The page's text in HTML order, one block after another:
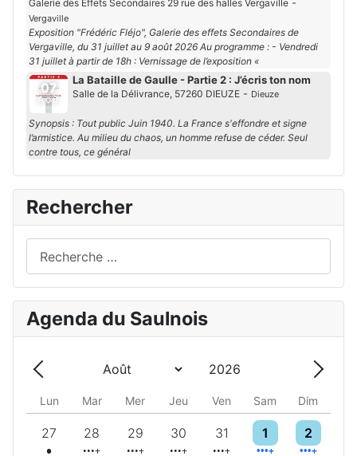
Galerie des Effets Secondaires 29 rue des halles Vergaville
Vergaville
Exposition "Frédéric Fléjo", Galerie des effets Secondaires de
Vergaville, du 31 juillet au 9 août 2026 Au programme : - Vendredi
31 juillet à partir de 18h : Vernissage de l’exposition «
07
Aoû
La Bataille de Gaulle - Partie 2 : J’écris ton nom
Salle de la Délivrance, 57260 DIEUZE - Dieuze
Synopsis : Tout public Juin 1940. La France s'effondre et signe
l’armistice. Au milieu du chaos, un homme refuse de céder. Seul
contre tous, ce général
Rechercher
Agenda du Saulnois
Précédent - Mois
Mois
Année
Lun Mar Mer Jeu Ven Sam Dim
27
Un évènement
28
5 évènements
29
5 évènements
30
6 évènements
31
10 évènements
1
9 évènements
2
6